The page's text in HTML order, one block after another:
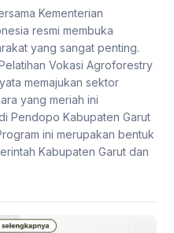
Kementerian
resmi membuka
yang sangat penting.
Vokasi Agroforestry
memajukan sektor
yang meriah ini
Pendopo Kabupaten Garut
ini merupakan bentuk
Kabupaten Garut dan